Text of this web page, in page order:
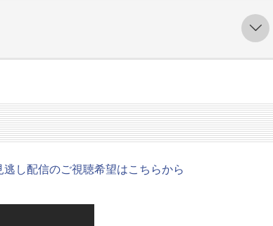
逃し配信のご視聴希望はこちらから